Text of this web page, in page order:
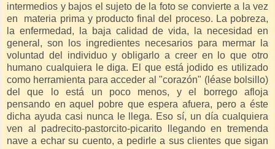
intermedios y bajos el sujeto de la foto se convierte a la vez
en materia prima y producto final del proceso. La pobreza,
la enfermedad, la baja calidad de vida, la necesidad en
general, son los ingredientes necesarios para mermar la
voluntad del individuo y obligarlo a creer en lo que otro
humano cualquiera le diga. El que está jodido es utilizado
como herramienta para acceder al "corazón" (léase bolsillo)
del que lo está un poco menos, y el borrego afloja
pensando en aquel pobre que espera afuera, pero a éste
dicha ayuda casi nunca le llega. Eso sí, un día cualquiera
ven al padrecito-pastorcito-picarito llegando en tremenda
nave a echar su cuento, a pedirle a sus clientes que sigan